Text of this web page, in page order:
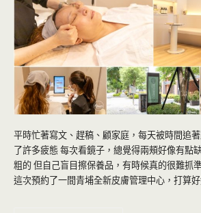
平時忙著寫文、趕稿、顧家庭，每天被時間追
了許多疲態 每次看鏡子，總覺得兩頰好像有點
粗的 但自己盲目擦保養品，有時候真的很難抓
這次預約了一間青埔全新皮膚管理中心，打算